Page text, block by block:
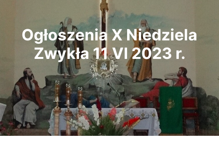
Ogłoszenia X Niedziela
Zwykła 11 VI 2023 r.